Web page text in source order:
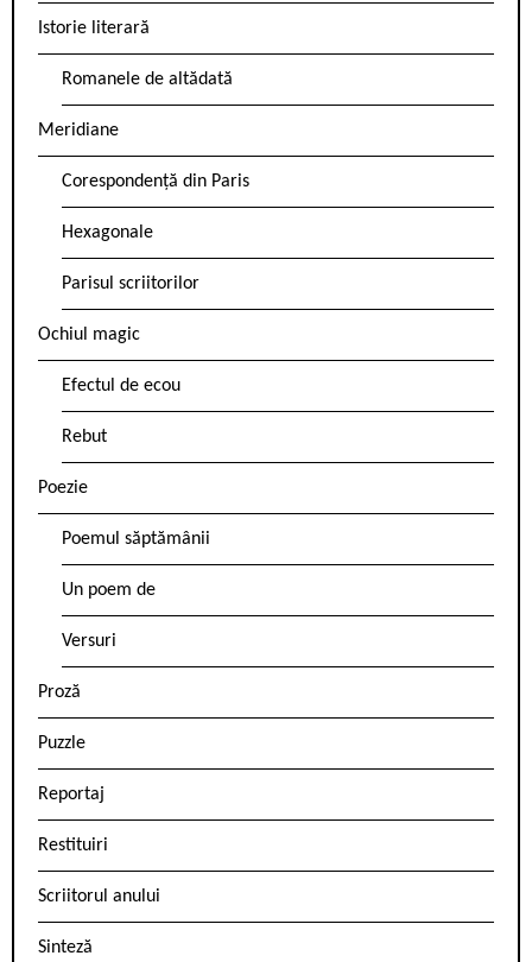
Istorie literară
Romanele de altădată
Meridiane
Corespondență din Paris
Hexagonale
Parisul scriitorilor
Ochiul magic
Efectul de ecou
Rebut
Poezie
Poemul săptămânii
Un poem de
Versuri
Proză
Puzzle
Reportaj
Restituiri
Scriitorul anului
Sinteză